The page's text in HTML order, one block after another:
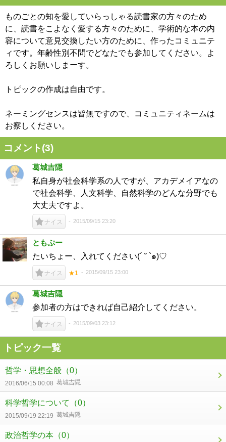
ものごとの知を愛していらっしゃる読書家の方々のため
に、読書をこよなく愛する方々のために、学術的な本の内
容について意見交換したい方のために、作ったコミュニテ
ィです。年齢性別不問でどなたでも参加してください。よ
ろしくお願いしまーす。
トピックの作成は自由です。
ネーミングセンスは皆無ですので、コミュニティネームは
お察しください。
コメント(3)
葛城吉隠
私自身が社会科学系の人ですが、アカデメイアなの
で社会科学、人文科学、自然科学のどんな分野でも
大丈夫ですよ。
ナイス 2015/09/15 23:20
ともぷー
たいちょー、入れてください(´ ˘ `๑)♡
ナイス ★1 2015/09/15 23:00
葛城吉隠
参加者の方はできれば自己紹介してください。
ナイス 2015/09/03 23:12
トピック一覧
哲学・思想全般 （0）
2016/06/15 00:08 葛城吉隠
科学哲学について （0）
2015/09/19 22:19 葛城吉隠
政治哲学の本 （0）